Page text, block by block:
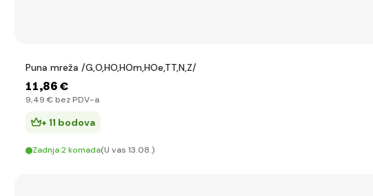
Puna mreža /G,O,HO,HOm,HOe,TT,N,Z/
11,86 €
9,49 € bez PDV-a
+ 11 bodova
Zadnja 2 komada(U vas 13.08.)